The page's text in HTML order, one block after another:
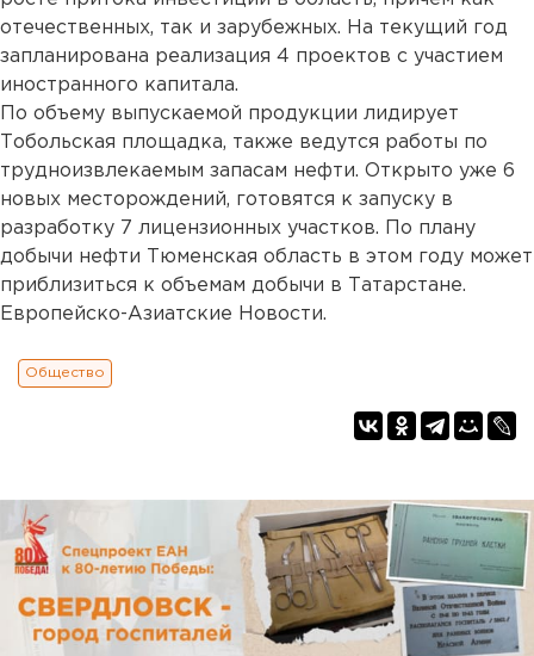
отечественных, так и зарубежных. На текущий год
запланирована реализация 4 проектов с участием
иностранного капитала.
По объему выпускаемой продукции лидирует
Тобольская площадка, также ведутся работы по
трудноизвлекаемым запасам нефти. Открыто уже 6
новых месторождений, готовятся к запуску в
разработку 7 лицензионных участков. По плану
добычи нефти Тюменская область в этом году может
приблизиться к объемам добычи в Татарстане.
Европейско-Азиатские Новости.
Общество